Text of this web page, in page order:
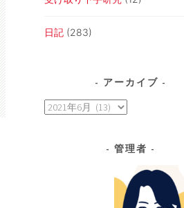
日記 (283)
アーカイブ
ア
管理者